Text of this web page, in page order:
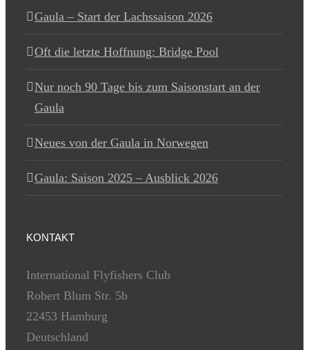
Gaula – Start der Lachssaison 2026
Oft die letzte Hoffnung: Bridge Pool
Nur noch 90 Tage bis zum Saisonstart an der
Gaula
Neues von der Gaula in Norwegen
Gaula: Saison 2025 – Ausblick 2026
KONTAKT
International Flyfishers Club
Robert Blum Str. 5b
22453 Hamburg
Deutschland